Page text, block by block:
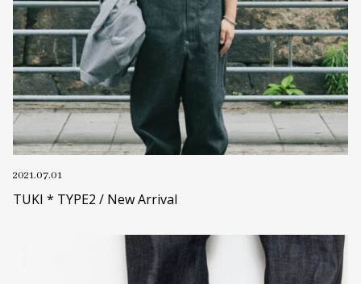
2021.07.01
TUKI * TYPE2 / New Arrival